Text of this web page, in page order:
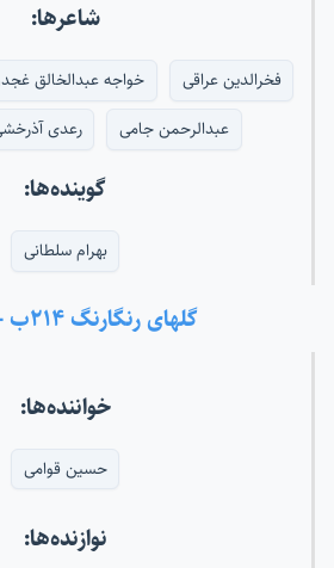
شاعرها:
فخرالدین عراقی خواجه عبدالخالق
عبدالرحمن جامی
رعدی
گوینده‌ها:
بهرام سلطانی
گلهای رنگارنگ ۲۱۴ب - سه‌گاه
خواننده‌ها:
حسین قوامی
نوازنده‌ها: